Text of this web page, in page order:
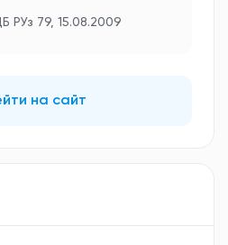
РУз 79, 15.08.2009
на сайт